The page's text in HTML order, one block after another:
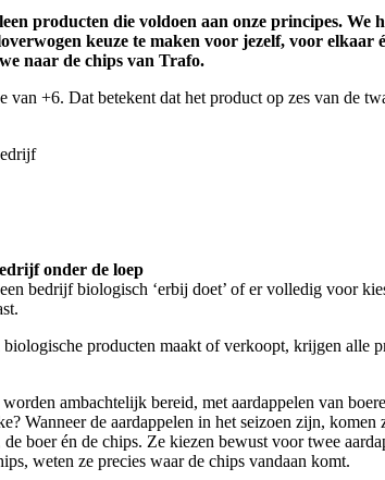
producten die voldoen aan onze principes. We
keuze te maken voor jezelf, voor
naar de chips van Trafo.
van +6. Dat betekent dat het product op zes van de
onder de loep
bedrijf biologisch ‘erbij doet’ of er volledig voor
producten maakt of verkoopt, krijgen alle
ambachtelijk bereid, met aardappelen van
Wanneer de aardappelen in het seizoen zijn,
boer én de chips. Ze kiezen bewust voor twee
weten ze precies waar de chips vandaan komt.